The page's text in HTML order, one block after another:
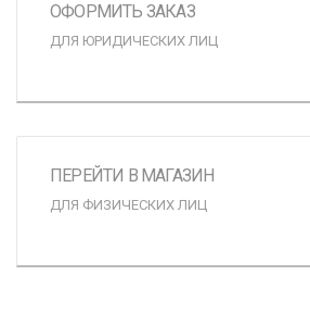
ОФОРМИТЬ ЗАКАЗ
ДЛЯ ЮРИДИЧЕСКИХ ЛИЦ
ПЕРЕЙТИ В МАГАЗИН
ДЛЯ ФИЗИЧЕСКИХ ЛИЦ